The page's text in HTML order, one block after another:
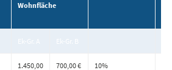
Wohnfläche
1.450,00
700,00 € 10%